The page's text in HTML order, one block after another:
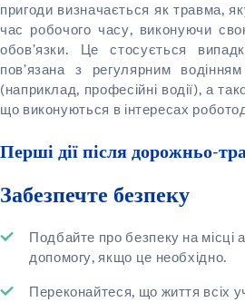
пригоди визначається як травма,
час робочого часу, виконуючи
обов’язки. Це стосується
пов’язана з регулярним
(наприклад, професійні водії), а
що виконуються в інтересах
Перші дії після дорожньо-
Забезпечте безпеку
Подбайте про безпеку на місці
допомогу, якщо це необхідно.
Переконайтеся, що життя всіх